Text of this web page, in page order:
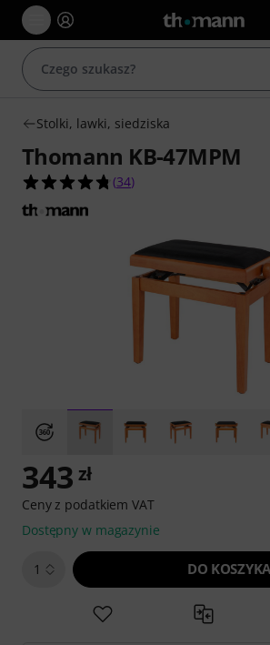
Stolki, lawki, siedziska
Thomann KB-47MPM
4.8 na 5 gwiazdek z 34
(34)
343 zł
Ceny z podatkiem VAT
Dostępny w magazynie
1 DO KOSZYKA